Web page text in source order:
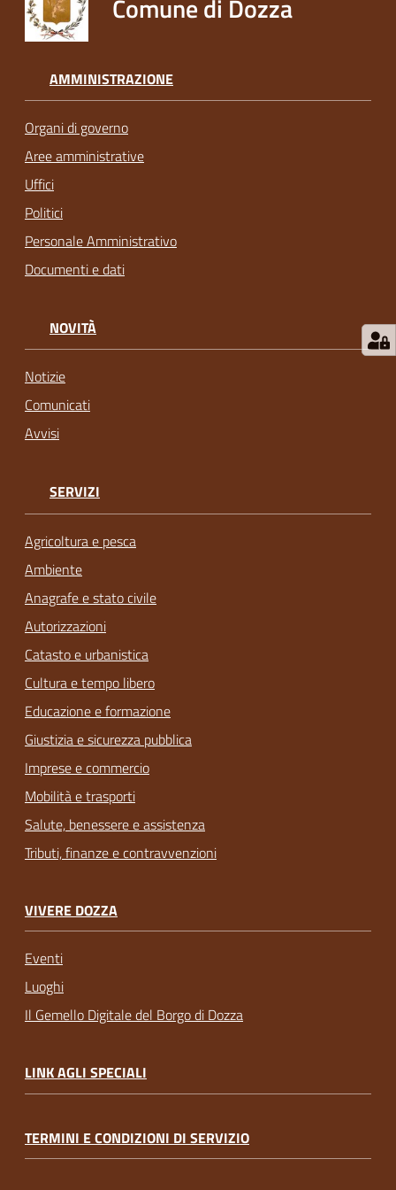
Comune di Dozza
AMMINISTRAZIONE
Organi di governo
Aree amministrative
Uffici
Politici
Personale Amministrativo
Documenti e dati
NOVITÀ
Notizie
Comunicati
Avvisi
SERVIZI
Agricoltura e pesca
Ambiente
Anagrafe e stato civile
Autorizzazioni
Catasto e urbanistica
Cultura e tempo libero
Educazione e formazione
Giustizia e sicurezza pubblica
Imprese e commercio
Mobilità e trasporti
Salute, benessere e assistenza
Tributi, finanze e contravvenzioni
VIVERE DOZZA
Eventi
Luoghi
Il Gemello Digitale del Borgo di Dozza
LINK AGLI SPECIALI
TERMINI E CONDIZIONI DI SERVIZIO